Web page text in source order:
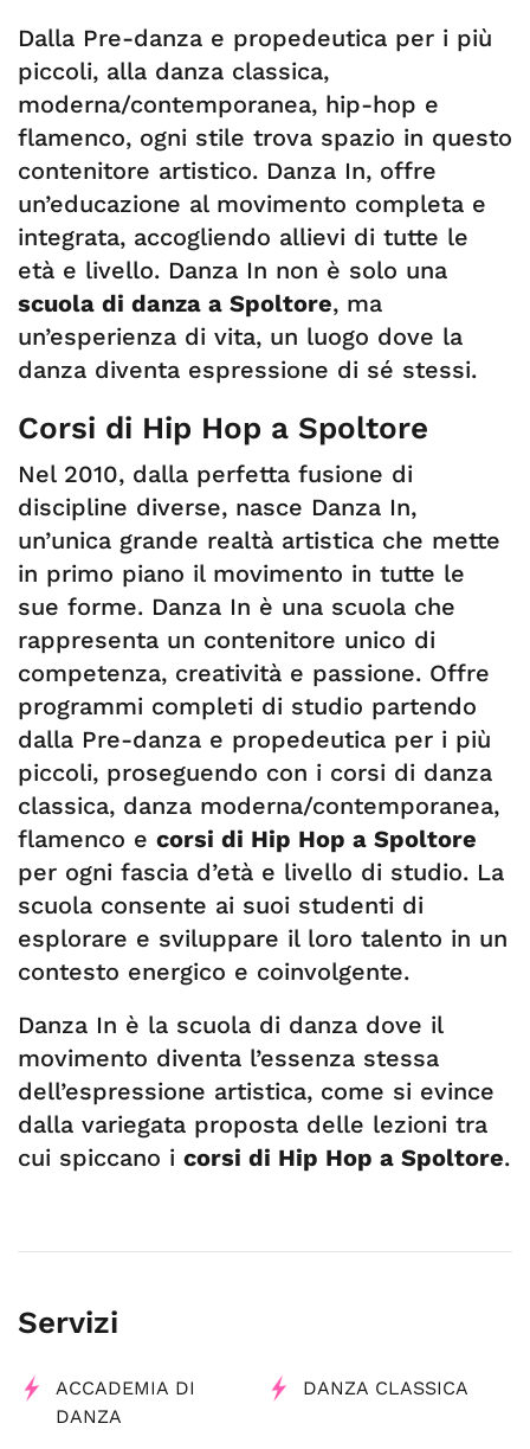
Dalla Pre-danza e propedeutica per i più
piccoli, alla danza classica,
moderna/contemporanea, hip-hop e
flamenco, ogni stile trova spazio in questo
contenitore artistico. Danza In, offre
un’educazione al movimento completa e
integrata, accogliendo allievi di tutte le
età e livello. Danza In non è solo una
scuola di danza a Spoltore, ma
un’esperienza di vita, un luogo dove la
danza diventa espressione di sé stessi.
Corsi di Hip Hop a Spoltore
Nel 2010, dalla perfetta fusione di
discipline diverse, nasce Danza In,
un’unica grande realtà artistica che mette
in primo piano il movimento in tutte le
sue forme. Danza In è una scuola che
rappresenta un contenitore unico di
competenza, creatività e passione. Offre
programmi completi di studio partendo
dalla Pre-danza e propedeutica per i più
piccoli, proseguendo con i corsi di danza
classica, danza moderna/contemporanea,
flamenco e corsi di Hip Hop a Spoltore
per ogni fascia d’età e livello di studio. La
scuola consente ai suoi studenti di
esplorare e sviluppare il loro talento in un
contesto energico e coinvolgente.
Danza In è la scuola di danza dove il
movimento diventa l’essenza stessa
dell’espressione artistica, come si evince
dalla variegata proposta delle lezioni tra
cui spiccano i corsi di Hip Hop a Spoltore.
Servizi
ACCADEMIA DI
DANZA
DANZA CLASSICA